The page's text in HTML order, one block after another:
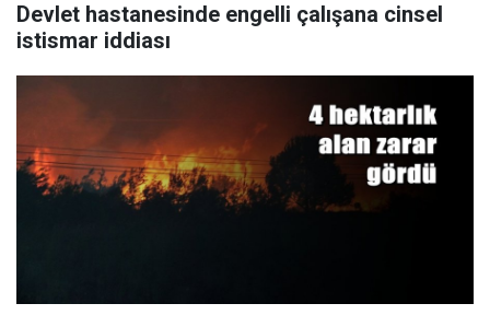
Devlet hastanesinde engelli çalışana cinsel
istismar iddiası